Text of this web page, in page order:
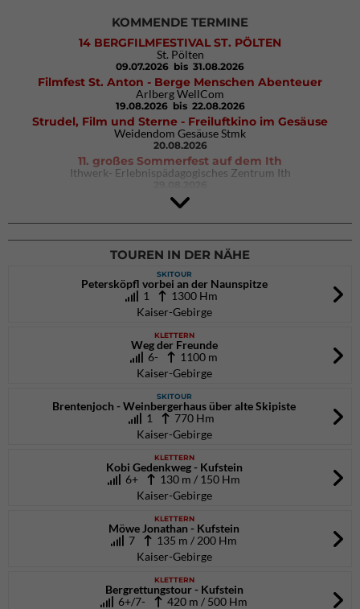
KOMMENDE TERMINE
14 BERGFILMFESTIVAL ST. PÖLTEN
St. Pölten
09.07.2026 bis 31.08.2026
Filmfest St. Anton - Berge Menschen Abenteuer
Arlberg WellCom
19.08.2026 bis 22.08.2026
Strudel, Film und Sterne - Freiluftkino im Gesäuse
Weidendom Gesäuse Stmk
20.08.2026
11. großes Sommerfest auf dem Ith
Ithwerk- Erlebnispädagogisches Zentrum Ith
4Blocs KIDS 2026
DAV Kletter- & Boulderzentrum München Süd (Thalkirchen)
26.09.2026
TOUREN IN DER NÄHE
SKITOUR
Petersköpfl vorbei an der Naunspitze
1
1300 Hm
Kaiser-Gebirge
KLETTERN
Weg der Freunde
6-
1100 m
Kaiser-Gebirge
SKITOUR
Brentenjoch - Weinbergerhaus über alte Skipiste
1
770 Hm
Kaiser-Gebirge
KLETTERN
Kobi Gedenkweg - Kufstein
6+
130 m / 150 Hm
Kaiser-Gebirge
KLETTERN
Möwe Jonathan - Kufstein
7
135 m / 200 Hm
Kaiser-Gebirge
KLETTERN
Bergrettungstour - Kufstein
6+/7-
420 m / 500 Hm